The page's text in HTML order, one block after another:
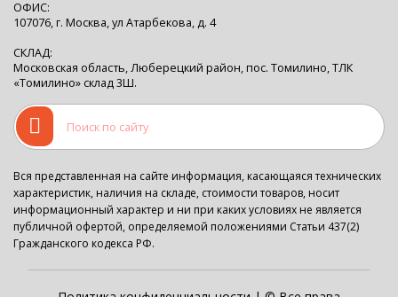
ОФИС:
107076, г. Москва, ул Атарбекова, д. 4
СКЛАД:
Московская область, Люберецкий район, пос. Томилино, ТЛК
«Томилино» склад 3Ш.
Вся представленная на сайте информация, касающаяся технических
характеристик, наличия на складе, стоимости товаров, носит
информационный характер и ни при каких условиях не является
публичной офертой, определяемой положениями Статьи 437(2)
Гражданского кодекса РФ.